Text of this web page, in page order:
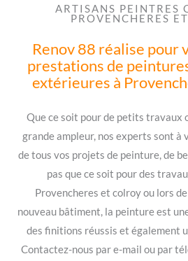
ARTISANS PEINTRES
PROVENCHERES
Renov 88 réalise pour
prestations de
extérieures à
Que ce soit pour de petits travaux
grande ampleur, nos experts sont
de tous vos projets de peinture, de
pas que ce soit pour des
Provencheres et colroy ou lors
nouveau bâtiment, la peinture est
des finitions réussis et également
Contactez-nous par e-mail ou par